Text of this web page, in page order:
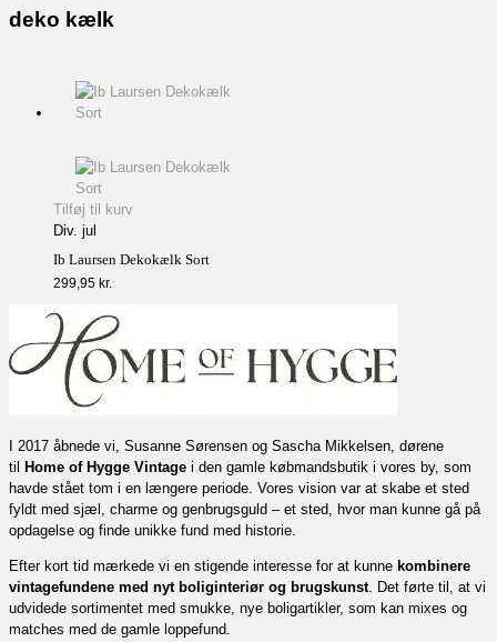
deko kælk
Tilføj til kurv
Div. jul
Ib Laursen Dekokælk Sort
299,95 kr.
I 2017 åbnede vi, Susanne Sørensen og Sascha Mikkelsen, dørene
til
Home of Hygge Vintage i den gamle købmandsbutik i vores by, som
havde stået tom i en længere periode. Vores vision var at skabe et sted
fyldt med sjæl, charme og genbrugsguld – et sted, hvor man kunne gå på
opdagelse og finde unikke fund med historie.
Efter kort tid mærkede vi en stigende interesse for at kunne kombinere
vintagefundene med nyt boliginteriør og brugskunst . Det førte til, at vi
udvidede sortimentet med smukke, nye boligartikler, som kan mixes og
matches med de gamle loppefund.